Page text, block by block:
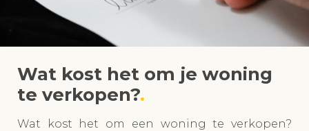
Wat kost het om je woning
te verkopen?
Wat kost het om een woning te verkopen?